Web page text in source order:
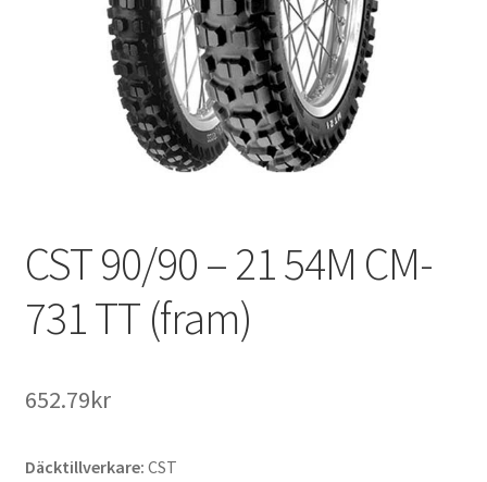
CST 90/90 – 21 54M CM-
731 TT (fram)
652.79kr
Däcktillverkare: CST